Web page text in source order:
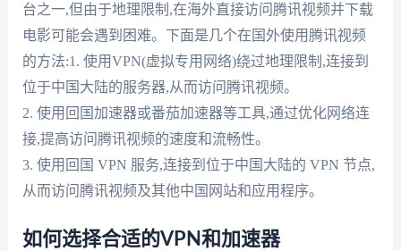
台之一,但由于地理限制,在海外直接访问腾讯视频并下载
电影可能会遇到困难。下面是几个在国外使用腾讯视频
的方法:1. 使用VPN(虚拟专用网络)绕过地理限制,连接到
位于中国大陆的服务器,从而访问腾讯视频。
2. 使用回国加速器或番茄加速器等工具,通过优化网络连
接,提高访问腾讯视频的速度和流畅性。
3. 使用回国 VPN 服务,连接到位于中国大陆的 VPN 节点,
从而访问腾讯视频及其他中国网站和应用程序。
如何选择合适的VPN和加速器